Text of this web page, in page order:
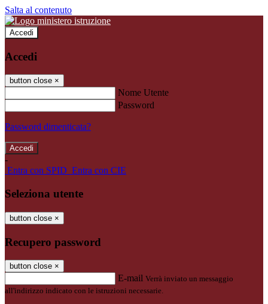
Salta al contenuto
Accedi
Accedi
button close ×
Nome Utente
Password
Password dimenticata?
-
Entra con SPID Entra con CIE
Seleziona utente
button close ×
Recupero password
button close ×
E-mail Verrà inviato un messaggio
all'indirizzo indicato con le istruzioni necessarie.